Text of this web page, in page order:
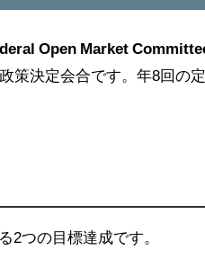
Open Market
策決定会合です。年8回の
2つの目標達成です。